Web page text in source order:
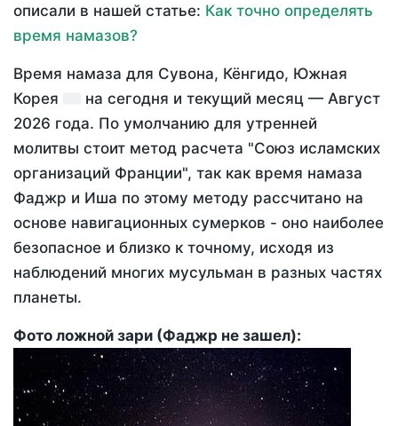
описали в нашей статье: Как точно определять
время намазов?
Время намаза для Сувона, Кёнгидо, Южная
Корея
на сегодня и текущий месяц — Август
2026 года. По умолчанию для утренней
молитвы стоит метод расчета "Союз исламских
организаций Франции", так как время намаза
Фаджр и Иша по этому методу рассчитано на
основе навигационных сумерков - оно наиболее
безопасное и близко к точному, исходя из
наблюдений многих мусульман в разных частях
планеты.
Фото ложной зари (Фаджр не зашел):